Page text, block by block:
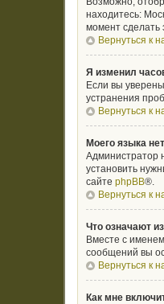
находитесь:
момент сделать
Вернуться к
Я изменил
Если вы
устранения
Вернуться к
Моего языка
Администратор
установить
сайте phpBB®.
Вернуться к
Что означают
Вместе с
сообщений вы
Вернуться к
Как мне